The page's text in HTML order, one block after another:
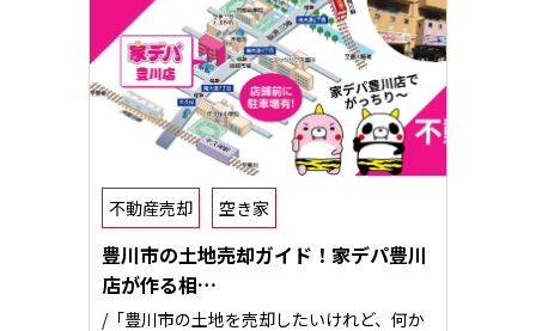
不動産売却 空き家
豊川市の土地売却ガイド！家デパ豊川
店が作る相…
/「豊川市の土地を売却したいけれど、何か